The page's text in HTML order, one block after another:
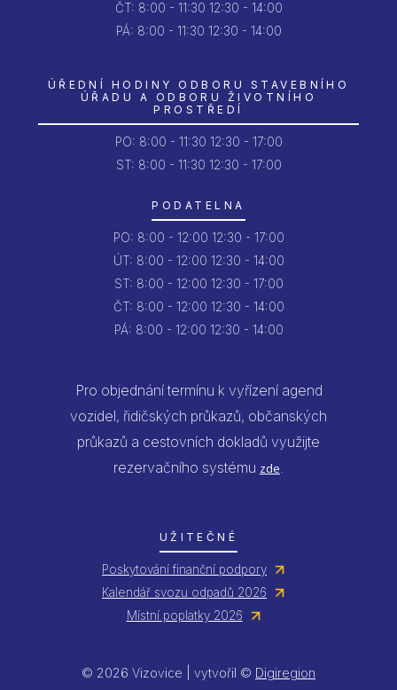
ČT: 8:00 - 11:30 12:30 - 14:00
PÁ: 8:00 - 11:30 12:30 - 14:00
ÚŘEDNÍ HODINY ODBORU STAVEBNÍHO
ÚŘADU A ODBORU ŽIVOTNÍHO
PROSTŘEDÍ
PO: 8:00 - 11:30 12:30 - 17:00
ST: 8:00 - 11:30 12:30 - 17:00
PODATELNA
PO: 8:00 - 12:00 12:30 - 17:00
ÚT: 8:00 - 12:00 12:30 - 14:00
ST: 8:00 - 12:00 12:30 - 17:00
ČT: 8:00 - 12:00 12:30 - 14:00
PÁ: 8:00 - 12:00 12:30 - 14:00
Pro objednání termínu k vyřízení agend
vozidel, řidičských průkazů, občanských
průkazů a cestovních dokladů využijte
rezervačního systému zde.
UŽITEČNÉ
Poskytování finanční podpory
Kalendář svozu odpadů 2026
Místní poplatky 2026
© 2026 Vizovice | vytvořil © Digiregion